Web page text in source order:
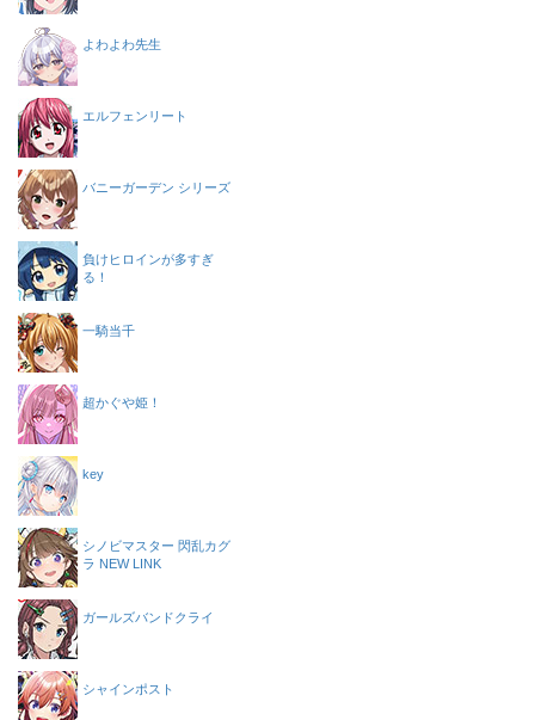
よわよわ先生
エルフェンリート
バニーガーデン シリーズ
負けヒロインが多すぎ
る！
一騎当千
超かぐや姫！
key
シノビマスター 閃乱カグ
ラ NEW LINK
ガールズバンドクライ
シャインポスト